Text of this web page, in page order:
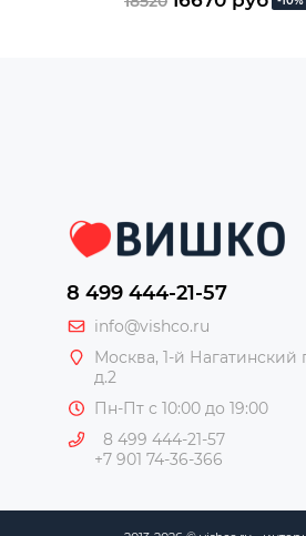
8 499 444-21-57
info@vishco.ru
Москва, 1-й Нагатинский
д.2
Пн-Пт с 10:00 до 19:00
8 499 444-21-57
+7 901 74-36-366